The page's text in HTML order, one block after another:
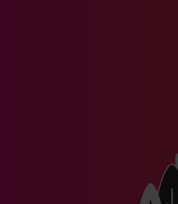
à ce
qu’ils
droit
du